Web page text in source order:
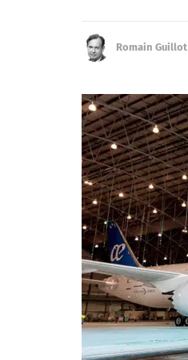
Romain Guillot